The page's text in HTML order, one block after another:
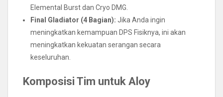
Elemental Burst dan Cryo DMG.
Final Gladiator (4 Bagian): Jika Anda ingin
meningkatkan kemampuan DPS Fisiknya, ini akan
meningkatkan kekuatan serangan secara
keseluruhan.
Komposisi Tim untuk Aloy